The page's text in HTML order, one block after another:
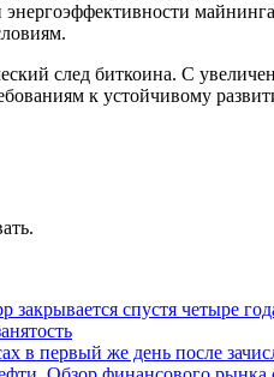
след биткоина. С
к устойчивому
закрывается спустя четыре
в первый же день после